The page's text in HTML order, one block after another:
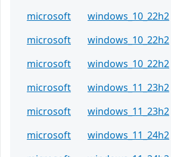
microsoft
windows_10_22h2
microsoft
windows_10_22h2
microsoft
windows_10_22h2
microsoft
windows_11_23h2
microsoft
windows_11_23h2
microsoft
windows_11_24h2